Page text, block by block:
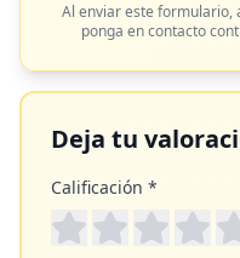
Al enviar este formulario,
ponga en contacto
Deja tu
Calificación *